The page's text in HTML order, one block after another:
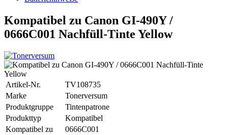
Kompatibel zu Canon GI-490Y /
0666C001 Nachfüll-Tinte Yellow
Artikel-Nr.
TV108735
Marke
Tonerversum
Produktgruppe
Tintenpatrone
Produkttyp
Kompatibel
Kompatibel zu
0666C001